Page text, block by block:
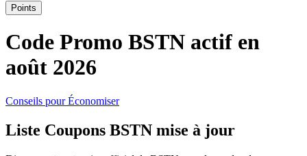
Guess
Vacances et
Points
Code Promo BSTN actif en
août 2026
Conseils pour Économiser
Liste Coupons BSTN mise à jour